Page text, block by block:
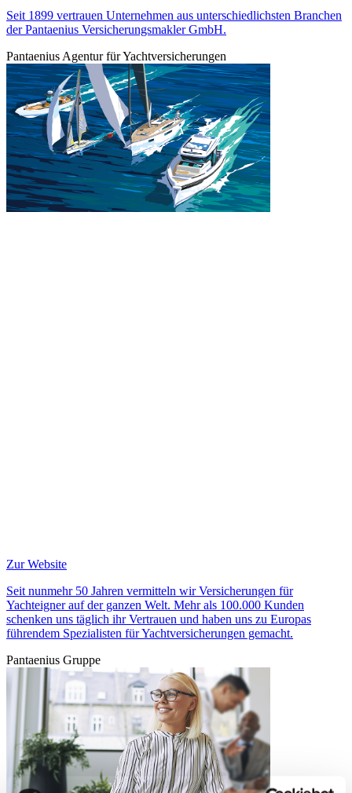
Seit 1899 vertrauen Unternehmen aus unterschiedlichsten Branchen
der Pantaenius Versicherungsmakler GmbH.
Pantaenius Agentur für Yachtversicherungen
Zur Website
Seit nunmehr 50 Jahren vermitteln wir Versicherungen für
Yachteigner auf der ganzen Welt. Mehr als 100.000 Kunden
schenken uns täglich ihr Vertrauen und haben uns zu Europas
führendem Spezialisten für Yachtversicherungen gemacht.
Pantaenius Gruppe